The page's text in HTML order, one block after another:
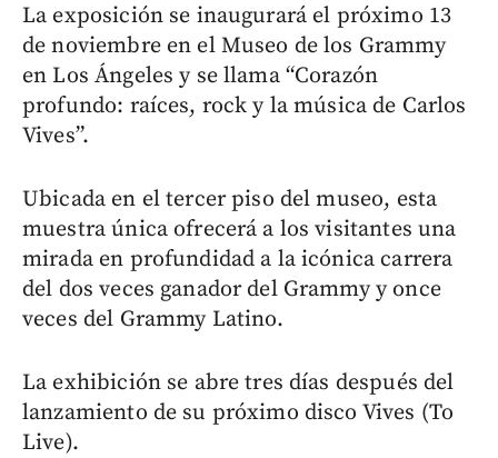
La exposición se inaugurará el próximo 13
de noviembre en el Museo de los Grammy
en Los Ángeles y se llama “Corazón
profundo: raíces, rock y la música de Carlos
Vives”.
Ubicada en el tercer piso del museo, esta
muestra única ofrecerá a los visitantes una
mirada en profundidad a la icónica carrera
del dos veces ganador del Grammy y once
veces del Grammy Latino.
La exhibición se abre tres días después del
lanzamiento de su próximo disco Vives (To
Live).